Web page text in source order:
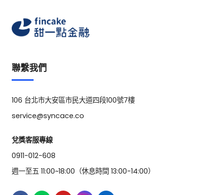
聯繫我們
106 台北市大安區市民大道四段100號7樓
service@syncace.co
兌獎客服專線
0911-012-608
週一至五 11:00~18:00（休息時間 13:00-14:00）